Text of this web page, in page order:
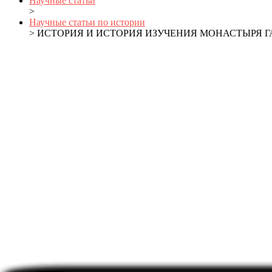
>
Научные статьи по истории
> ИСТОРИЯ И ИСТОРИЯ ИЗУЧЕНИЯ МОНАСТЫРЯ